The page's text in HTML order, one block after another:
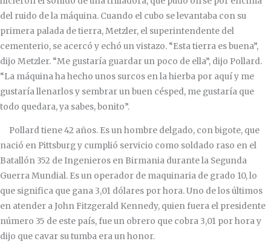
del ruido de la máquina. Cuando el cubo se levantaba con su
primera palada de tierra, Metzler, el superintendente del
cementerio, se acercó y echó un vistazo. “Esta tierra es buena”,
dijo Metzler. “Me gustaría guardar un poco de ella”, dijo Pollard.
“La máquina ha hecho unos surcos en la hierba por aquí y me
gustaría llenarlos y sembrar un buen césped, me gustaría que
todo quedara, ya sabes, bonito”.
Pollard tiene 42 años. Es un hombre delgado, con bigote, que
nació en Pittsburg y cumplió servicio como soldado raso en el
Batallón 352 de Ingenieros en Birmania durante la Segunda
Guerra Mundial. Es un operador de maquinaria de grado 10, lo
que significa que gana 3,01 dólares por hora. Uno de los últimos
en atender a John Fitzgerald Kennedy, quien fuera el presidente
número 35 de este país, fue un obrero que cobra 3,01 por hora y
dijo que cavar su tumba era un honor.